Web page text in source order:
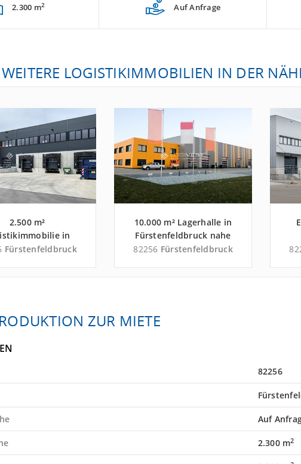
2.300 m2 Auf Anfrage
LOGISTIKIMMOBILIEN IN DER
2.500 m²
in
nahe
-
Fürstenfeldbruck
10.000 m² Lagerhalle in
Fürstenfeldbruck nahe
Flughafen
Landkreis
82256 Fürstenfeldbruck
ZUR MIETE
82256
Auf
2.300 m2